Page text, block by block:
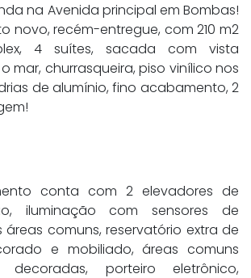
na Avenida principal em Bombas!
novo, recém-entregue, com 210 m2
4 suítes, sacada com vista
mar, churrasqueira, piso vinílico nos
de alumínio, fino acabamento, 2
conta com 2 elevadores de
iluminação com sensores de
comuns, reservatório extra de
e mobiliado, áreas comuns
porteiro eletrônico,